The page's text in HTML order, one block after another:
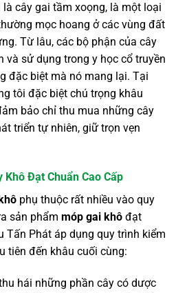
là cây gai tầm xoọng, là một loại
mọc hoang ở các vùng đất
Từ lâu, các bộ phận của cây
và sử dụng trong y học cổ truyền
đặc biệt mà nó mang lại. Tại
tôi đặc biệt chú trọng khâu
bảo chỉ thu mua những cây
triển tự nhiên, giữ trọn vẹn
Khô Đạt Chuẩn Cao Cấp
phụ thuộc rất nhiều vào quy
sản phẩm móp gai khô đạt
Tấn Phát áp dụng quy trình kiểm
tiên đến khâu cuối cùng:
hái những phần cây có dược